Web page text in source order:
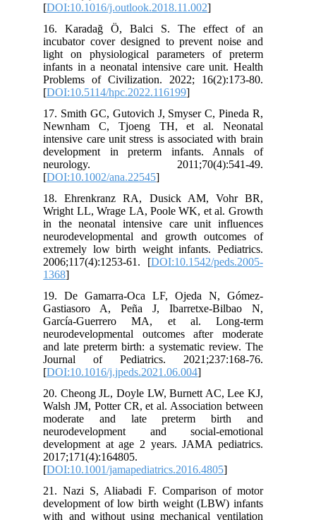
[DOI:10.1016/j.outlook.2018.11.002
16. Karadağ Ö, Balci S. The effect of an
incubator cover designed to prevent noise and
light on physiological parameters of preterm
infants in a neonatal intensive care unit. Health
Problems of Civilization. 2022; 16(2):173-80.
[DOI:10.5114/hpc.2022.116199
17. Smith GC, Gutovich J, Smyser C, Pineda R,
Newnham C, Tjoeng TH, et al. Neonatal
intensive care unit stress is associated with brain
development in preterm infants. Annals of
neurology. 2011;70(4):541-49.
[DOI:10.1002/ana.22545
18. Ehrenkranz RA, Dusick AM, Vohr BR,
Wright LL, Wrage LA, Poole WK, et al. Growth
in the neonatal intensive care unit influences
neurodevelopmental and growth outcomes of
extremely low birth weight infants. Pediatrics.
2006;117(4):1253-61. [DOI:10.1542/peds.2005-
1368
19. De Gamarra-Oca LF, Ojeda N, Gómez-
Gastiasoro A, Peña J, Ibarretxe-Bilbao N,
García-Guerrero MA, et al. Long-term
neurodevelopmental outcomes after moderate
and late preterm birth: a systematic review. The
Journal of Pediatrics. 2021;237:168-76.
[DOI:10.1016/j.jpeds.2021.06.004
20. Cheong JL, Doyle LW, Burnett AC, Lee KJ,
Walsh JM, Potter CR, et al. Association between
moderate and late preterm birth and
neurodevelopment and social-emotional
development at age 2 years. JAMA pediatrics.
2017;171(4):164805.
[DOI:10.1001/jamapediatrics.2016.4805
21. Nazi S, Aliabadi F. Comparison of motor
development of low birth weight (LBW) infants
with and without using mechanical ventilation